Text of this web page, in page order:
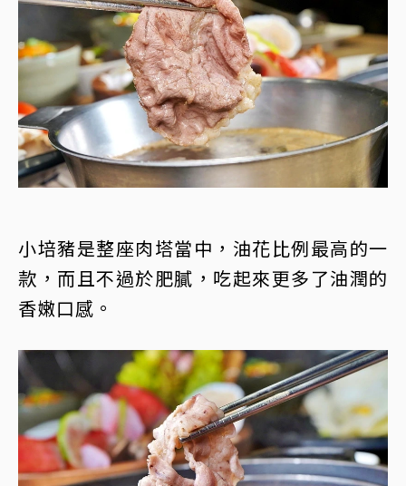
小培豬是整座肉塔當中，油花比例最高的一
款，而且不過於肥膩，吃起來更多了油潤的
香嫩口感。